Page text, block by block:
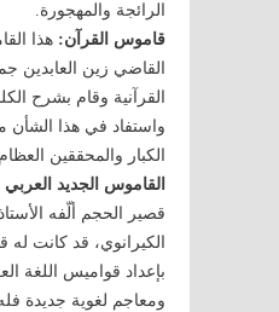
الرائجة والمهجورة.
قاموس القرآن: هذا
القاضي زين العابدين
القرآنية وقام بشرح
واستفاد في هذا
الكبار والمحققين
القاموس الجديد
قصير الحجم ألّفه
الكيرانوي، قد كانت
بإعداد قواميس اللغة
ومعاجم لغوية جديدة